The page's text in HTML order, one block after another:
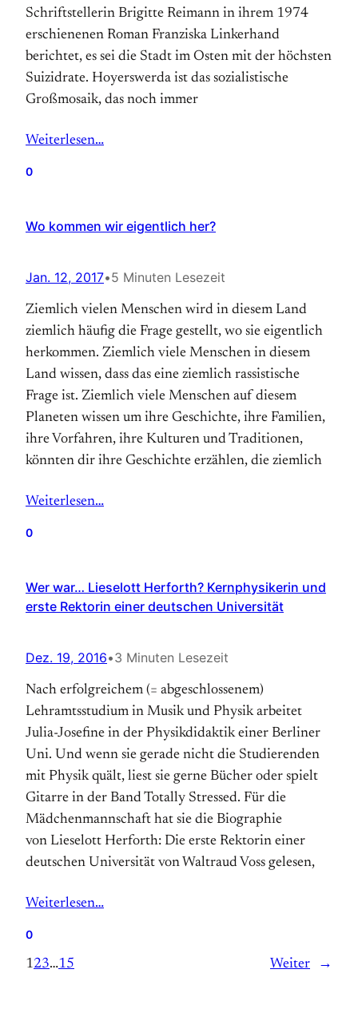
Schriftstellerin Brigitte Reimann in ihrem 1974
erschienenen Roman Franziska Linkerhand
berichtet, es sei die Stadt im Osten mit der höchsten
Suizidrate. Hoyerswerda ist das sozialistische
Großmosaik, das noch immer
Weiterlesen…
0
Wo kommen wir eigentlich her?
Jan. 12, 2017•5 Minuten Lesezeit
Ziemlich vielen Menschen wird in diesem Land
ziemlich häufig die Frage gestellt, wo sie eigentlich
herkommen. Ziemlich viele Menschen in diesem
Land wissen, dass das eine ziemlich rassistische
Frage ist. Ziemlich viele Menschen auf diesem
Planeten wissen um ihre Geschichte, ihre Familien,
ihre Vorfahren, ihre Kulturen und Traditionen,
könnten dir ihre Geschichte erzählen, die ziemlich
Weiterlesen…
0
Wer war… Lieselott Herforth? Kernphysikerin und
erste Rektorin einer deutschen Universität
Dez. 19, 2016•3 Minuten Lesezeit
Nach erfolgreichem (= abgeschlossenem)
Lehramtsstudium in Musik und Physik arbeitet
Julia-Josefine in der Physikdidaktik einer Berliner
Uni. Und wenn sie gerade nicht die Studierenden
mit Physik quält, liest sie gerne Bücher oder spielt
Gitarre in der Band Totally Stressed. Für die
Mädchenmannschaft hat sie die Biographie
von Lieselott Herforth: Die erste Rektorin einer
deutschen Universität von Waltraud Voss gelesen,
Weiterlesen…
0
123…15 Weiter →